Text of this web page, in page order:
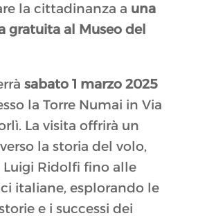
la cittadinanza a una
gratuita al Museo del
sabato 1 marzo 2025
la Torre Numai in Via
La visita offrirà un
la storia del volo,
Ridolfi fino alle
italiane, esplorando le
e i successi dei